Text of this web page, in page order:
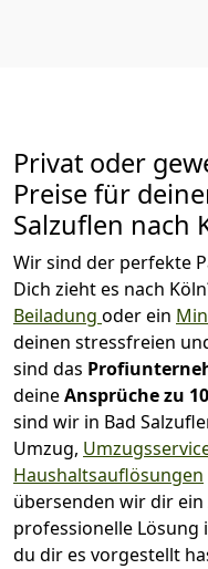
Privat oder
Preise für
Salzuflen nach
Wir sind der perfekte
Dich zieht es nach
Beiladung oder ein
deinen stressfreien
sind das
deineAnsprüche zu
sind wir in Bad
Umzug,
Haushaltsauflösungen
übersenden wir dir
professionelle Lösung
du dir es vorgestellt